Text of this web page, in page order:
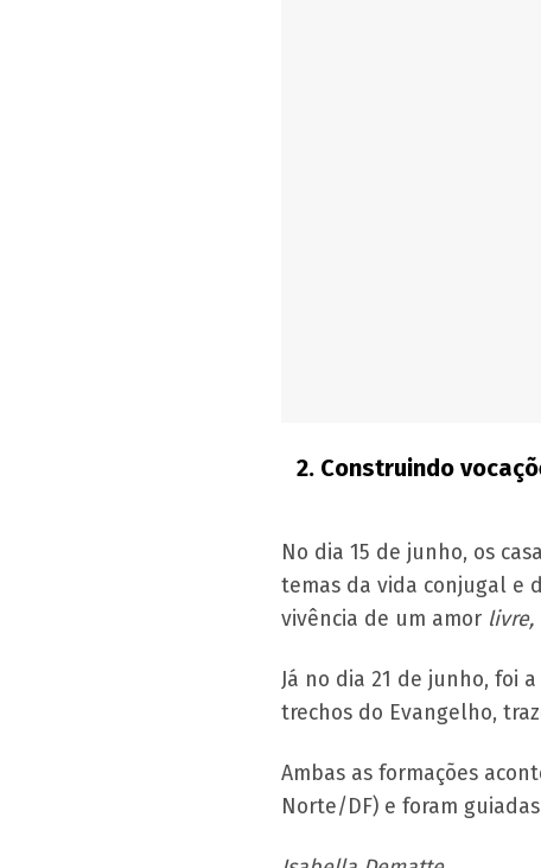
2. Construindo
No dia 15 de junho, os
temas da vida conjugal e
vivência de um amor
Já no dia 21 de junho, foi
trechos do Evangelho,
Ambas as formações
Norte/DF) e foram